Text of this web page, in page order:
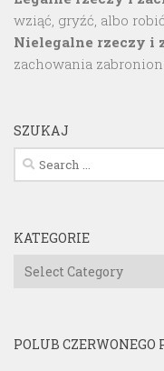
wziąć, gryźć, albo
Nielegalne rzeczy i
zachowania
SZUKAJ
Search
for:
KATEGORIE
Kategorie
POLUB CZERWONEGO